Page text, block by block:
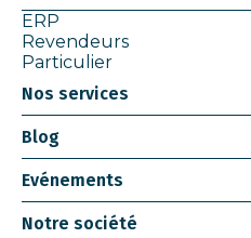
ERP
Revendeurs
Particulier
Nos services
Blog
Evénements
Notre société